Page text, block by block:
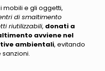
mobili e gli oggetti,
di smaltimento
riutilizzabili, donati a
avviene nel
ambientali, evitando